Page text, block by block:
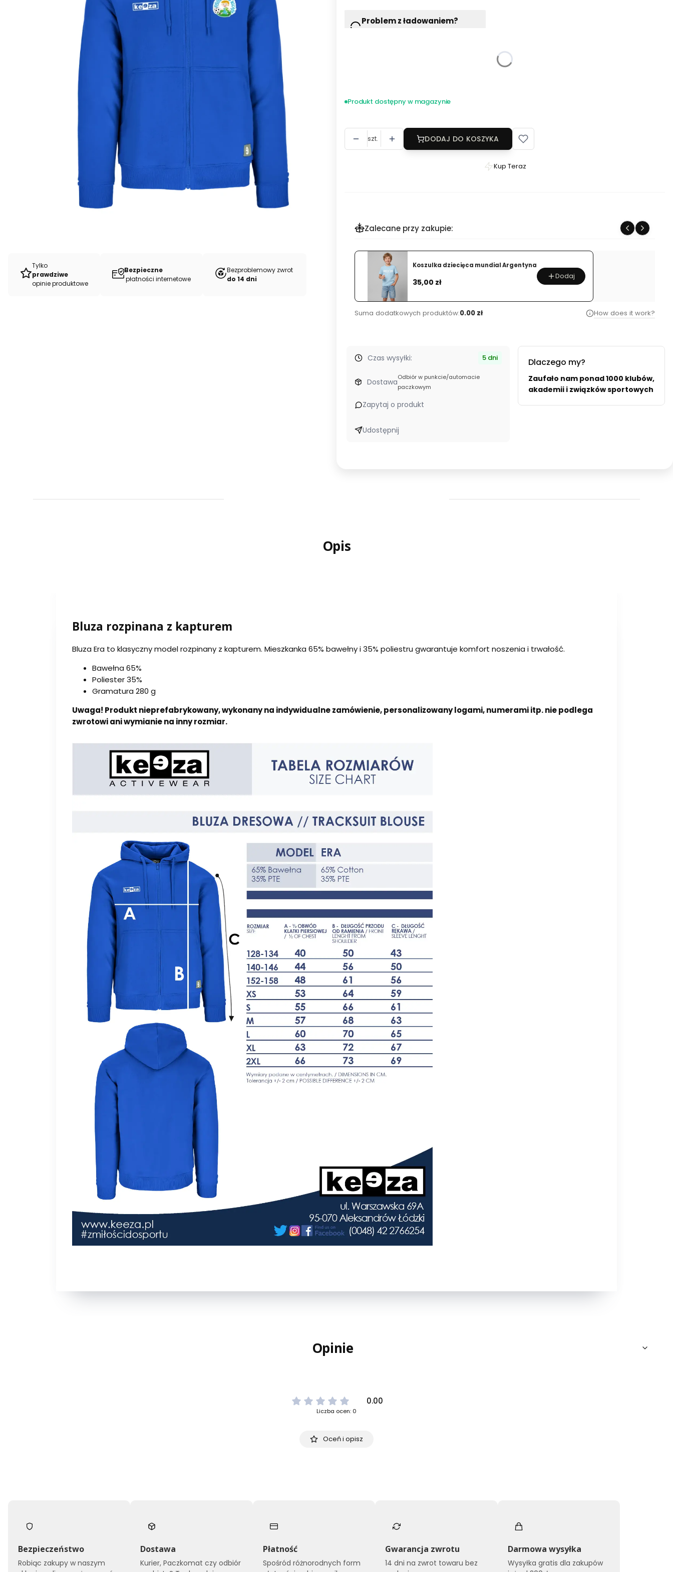
Tylko
prawdziwe
opinie produktowe
Bezpieczne
płatności internetowe
Bezproblemowy zwrot
do 14 dni
Problem z ładowaniem?
Produkt dostępny w magazynie
szt. DODAJ DO KOSZYKA
Szybki
Kids
Kup Teraz
Zalecane przy zakupie:
Koszulka dziecięca mundial Argentyna
Cena
35,00 zł
Dodaj
Suma dodatkowych produktów:0.00 zł How does it work?
Czas wysyłki: 5 dni
Dostawaod
10,00 zł
DPD
(Polska)
Odbiór w punkcie/automacie
paczkowym
Zapytaj o produkt
Udostępnij
Dlaczego my?
Zaufało nam ponad 1000 klubów,
akademii i związków sportowych
Opis
Bluza rozpinana z kapturem
Bluza Era to klasyczny model rozpinany z kapturem. Mieszkanka 65% bawełny i 35% poliestru gwarantuje komfort noszenia i trwałość.
Bawełna 65%
Poliester 35%
Gramatura 280 g
Uwaga! Produkt nieprefabrykowany, wykonany na indywidualne zamówienie, personalizowany logami, numerami itp. nie podlega
zwrotowi ani wymianie na inny rozmiar.
Opinie
0.00
Liczba ocen: 0
Oceń i opisz
Bezpieczeństwo
Robiąc zakupy w naszym
Dostawa
Kurier, Paczkomat czy odbiór
Płatność
Spośród różnorodnych form
Gwarancja zwrotu
14 dni na zwrot towaru bez
Darmowa wysyłka
Wysyłka gratis dla zakupów